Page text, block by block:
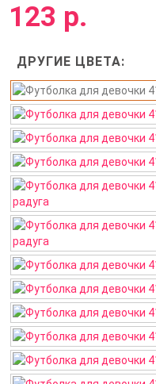
123 р.
ДРУГИЕ ЦВЕТА: